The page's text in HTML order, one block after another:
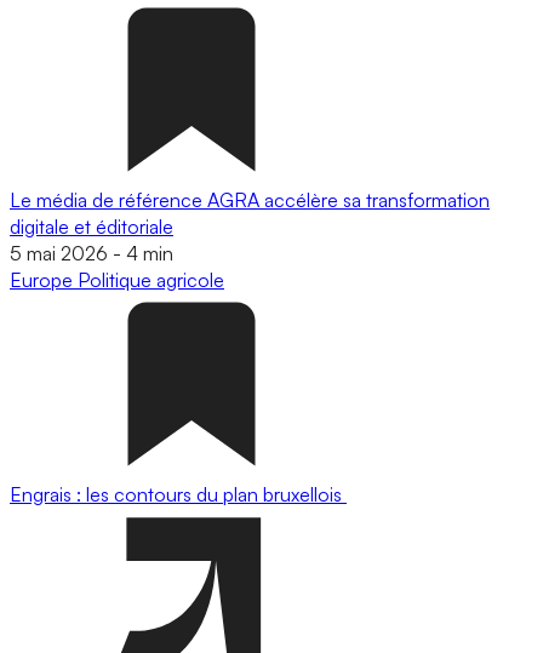
Le média de référence AGRA accélère sa transformation
digitale et éditoriale
5 mai 2026 - 4 min
Europe Politique agricole
Engrais : les contours du plan bruxellois